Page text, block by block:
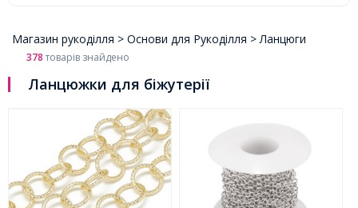
Магазин рукоділля > Основи для Рукоділля >Ланцюги
378товарів знайдено
Ланцюжки для біжутерії